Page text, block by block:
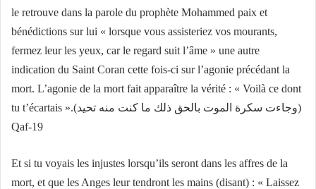
le retrouve dans la parole du prophète Mohammed paix et
bénédictions sur lui « lorsque vous assisteriez vos mourants,
fermez leur les yeux, car le regard suit l’âme » une autre
indication du Saint Coran cette fois-ci sur l’agonie précédant la
mort. L’agonie de la mort fait apparaître la vérité : « Voilà ce dont
tu t’écartais ».(وجاءت سكرة الموت بالحق ذلك ما كنت منه تحيد)
Qaf-19
Et si tu voyais les injustes lorsqu’ils seront dans les affres de la
mort, et que les Anges leur tendront les mains (disant) : « Laissez